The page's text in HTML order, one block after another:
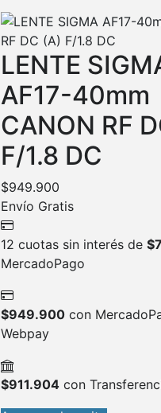
LENTE
AF17-40mm
CANON RF
F/1.8 DC
$949.900
Envío Gratis
12 cuotas sin interés de $
MercadoPago
$949.900 con
Webpay
$911.904 con